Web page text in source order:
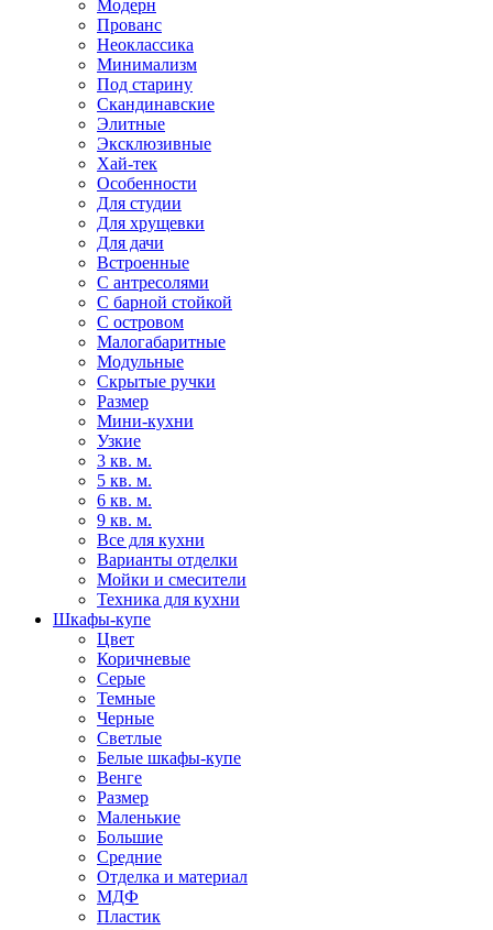
Модерн
Прованс
Неоклассика
Минимализм
Под старину
Скандинавские
Элитные
Эксклюзивные
Хай-тек
Особенности
Для студии
Для хрущевки
Для дачи
Встроенные
С антресолями
С барной стойкой
С островом
Малогабаритные
Модульные
Скрытые ручки
Размер
Мини-кухни
Узкие
3 кв. м.
5 кв. м.
6 кв. м.
9 кв. м.
Все для кухни
Варианты отделки
Мойки и смесители
Техника для кухни
Шкафы-купе
Цвет
Коричневые
Серые
Темные
Черные
Светлые
Белые шкафы-купе
Венге
Размер
Маленькие
Большие
Средние
Отделка и материал
МДФ
Пластик